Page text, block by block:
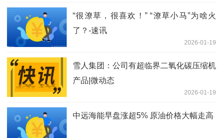
筑
“很潦草，很喜欢！” “潦草小马”为啥火
了？-速讯
2026-01-19
雪人集团：公司有超临界二氧化碳压缩机
产品|微动态
2026-01-19
中远海能早盘涨超5% 原油价格大幅走高